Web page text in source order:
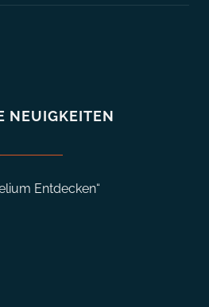
NEUIGKEITEN
Entdecken“